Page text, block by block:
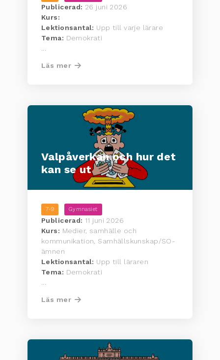
Publicerad: 26 juni 2026
Kurs:
Lektionsantal: Upp till varje lärare
Tema: Demokrati
Läs mer
Valpåverkan och hur det
kan se ut
7-9 Gymnasiet
Publicerad: 11 juni 2026
Kurs: Medier, samhälle och
kommunikation, Samhällskunskap/SO-
ämnen
Lektionsantal: Upp till läraren
Tema: Demokrati
...
Läs mer